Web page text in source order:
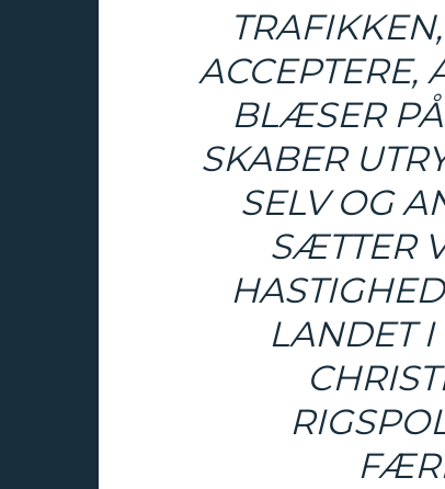
ACCEPTERE,
BLÆSER PÅ
SKABER
SELV OG
SÆTTER
LANDET I